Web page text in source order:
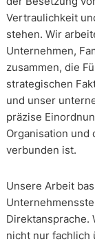
Vertraulichkeit
stehen. Wir
Unternehmen,
zusammen, die
strategischen
und unser
präzise
Organisation und
verbunden ist.
Unsere Arbeit
Direktansprache.
nicht nur fachlich